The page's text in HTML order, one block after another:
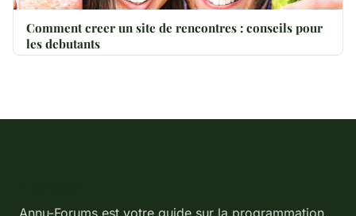
Comment creer un site de rencontres : conseils pour
les debutants
Annu-Forums est votre guide sur la programmation,